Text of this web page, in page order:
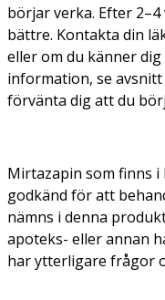
börjar verka. Efter
bättre. Kontakta din
eller om du känner
information, se
förvänta dig att du
Mirtazapin som finns i
godkänd för att
nämns i denna
apoteks- eller annan
har ytterligare frågor